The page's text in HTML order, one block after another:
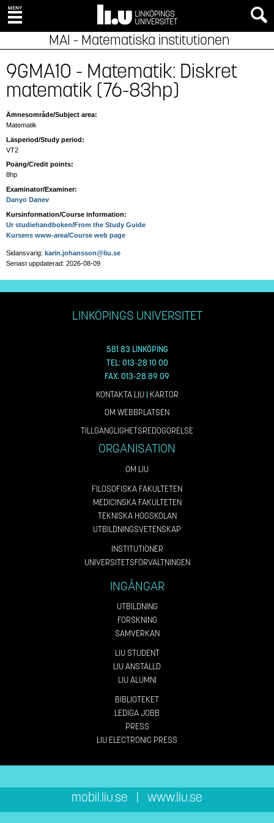
MAI - Matematiska institutionen
9GMA10 - Matematik: Diskret
matematik (76-83hp)
Ämnesområde/Subject area:
Matematik
Läsperiod/Study period:
VT2
Poäng/Credit points:
8hp
Examinator/Examiner:
Danyo Danev
Kursinformation/Course information:
Ur studiehandboken/From the Study Guide
Kursens www-area/Course web page
Sidansvarig: karin.johansson@liu.se
Senast uppdaterad: 2026-08-09
LINKÖPINGS UNIVERSITET
581 83 LINKÖPING
TEL: 013-28 10 00
FAX: 013-28 89 09
KONTAKTA LIU| KARTOR
OM WEBBPLATSEN
TILLGÄNGLIGHETSREDOGÖRELSE
ORGANISATION
OM LIU
FILOSOFISKA FAKULTETEN
MEDICINSKA FAKULTETEN
TEKNISKA HÖGSKOLAN
UTBILDNINGSVETENSKAP
INSTITUTIONER
UNIVERSITETSFÖRVALTNINGEN
INGÅNGAR
UTBILDNING
FORSKNING
SAMVERKAN
LIU STUDENT
LIU ANSTÄLLD
LIU ALUMNI
BIBLIOTEKET
LEDIGA JOBB
PRESS
LIU ELECTRONIC PRESS
mobil.liu.se www.liu.se